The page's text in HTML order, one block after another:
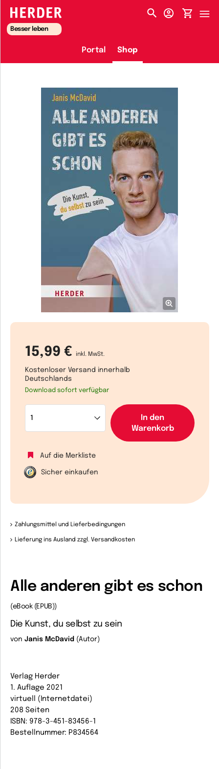
HERDER-MENÜ
Besser leben
Portal Shop
15,99 € inkl. MwSt.
Kostenloser Versand innerhalb
Deutschlands
Download sofort verfügbar
In den
Warenkorb
Auf die Merkliste
Sicher einkaufen
Zahlungsmittel und Lieferbedingungen
Lieferung ins Ausland zzgl. Versandkosten
Alle anderen gibt es schon
(eBook (EPUB))
Die Kunst, du selbst zu sein
von Janis McDavid (Autor)
Verlag Herder
1. Auflage 2021
virtuell (Internetdatei)
208 Seiten
ISBN: 978-3-451-83456-1
Bestellnummer: P834564